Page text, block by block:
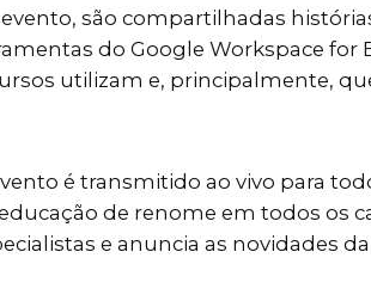
são compartilhadas
do Google Workspace
utilizam e, principalmente,
é transmitido ao vivo para
de renome em todos os
e anuncia as novidades